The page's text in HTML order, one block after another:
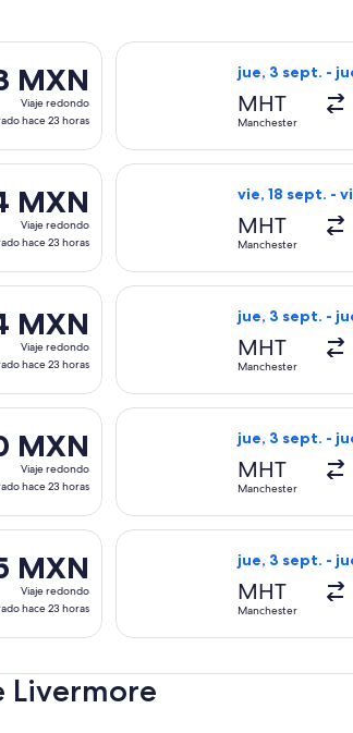
MXN
Viaje redondo
hace 23 horas
3 sept. desde Manchester hacia
jue, 3 sept. -
MHT
Manchester
Seleccionar
MXN
Viaje redondo
hace 23 horas
3 sept. desde Manchester hacia
vie, 18 sept. -
MHT
Manchester
Seleccionar
MXN
Viaje redondo
hace 23 horas
3 sept. desde Manchester hacia
jue, 3 sept. -
MHT
Manchester
Seleccionar
MXN
Viaje redondo
hace 23 horas
3 sept. desde Manchester hacia
jue, 3 sept. -
MHT
Manchester
Seleccionar
MXN
Viaje redondo
hace 23 horas
3 sept. desde Manchester hacia
jue, 3 sept. -
MHT
Manchester
Seleccionar
Livermore